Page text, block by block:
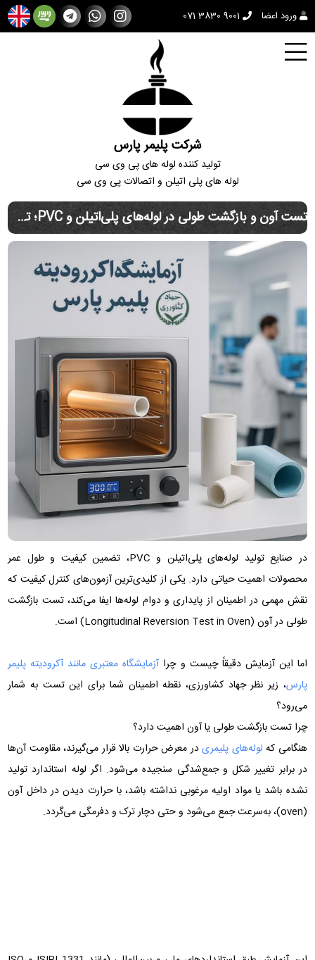
ورود اعضا 071 3830 9001
شرکت پلیمر پارس
تولید کننده لوله های پی وی سی
لوله های پلی اتیلن و اتصالات پی وی سی
تست آون و بازگشت طولی در لوله‌های پلی‌اتیلن و PVC؛ تضمین کیفیت با آزمایشگاه آکرودیته پلیمر پارس
در صنایع تولید لوله‌های پلی‌اتیلن و PVC، تضمین کیفیت و طول عمر
محصولات اهمیت حیاتی دارد. یکی از کلیدی‌ترین آزمون‌های کنترل کیفیت که
نقش مهمی در اطمینان از پایداری و دوام لوله‌ها ایفا می‌کند، تست بازگشت
طولی در آون (Longitudinal Reversion Test in Oven) است.
اما این آزمایش دقیقاً چیست و چراآزمایشگاه‌ معتبری مانند آکرودیته پلیمر
پارس، زیر نظر جهاد کشاورزی، نقطه اطمینان شما برای این تست به شمار
می‌رود؟
چرا تست بازگشت طولی یا آون اهمیت دارد؟
هنگامی که لوله‌های پلیمریدر معرض حرارت بالا قرار می‌گیرند، مقاومت آن‌ها
در برابر تغییر شکل و جمع‌شدگی سنجیده می‌شود. اگر لوله استاندارد تولید
نشده باشد یا مواد اولیه مرغوبی نداشته باشد، با حرارت دیدن در داخل آون
(oven)، به‌سرعت جمع می‌شود و حتی دچار ترک و دفرمگی می‌گردد.